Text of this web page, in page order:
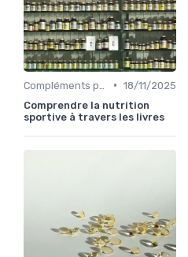
• 18/11/2025
Comprendre la nutrition
sportive à travers les livres